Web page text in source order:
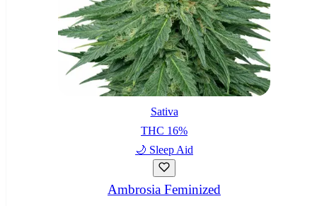
Sativa
THC 16%
🌙 Sleep Aid
Ambrosia Feminized